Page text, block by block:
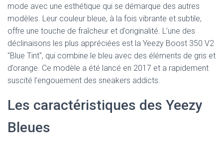
mode avec une esthétique qui se démarque des autres
modèles. Leur couleur bleue, à la fois vibrante et subtile,
offre une touche de fraîcheur et d’originalité. L’une des
déclinaisons les plus appréciées est la Yeezy Boost 350 V2
"Blue Tint", qui combine le bleu avec des éléments de gris et
d’orange. Ce modèle a été lancé en 2017 et a rapidement
suscité l’engouement des sneakers addicts.
Les caractéristiques des Yeezy
Bleues